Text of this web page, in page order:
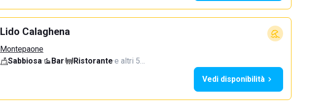
Lido Calaghena
Montepaone
Sabbiosa· Bar· Ristorante·e altri 5…
Vedi disponibilità